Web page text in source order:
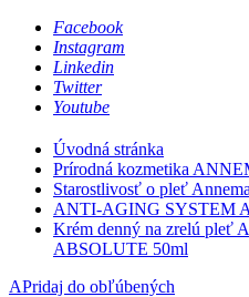
Facebook
Instagram
Linkedin
Twitter
Youtube
Úvodná stránka
Prírodná kozmetika
Starostlivosť o pleť
ANTI-AGING SYSTEM
Krém denný na zrelú pleť
ABSOLUTE 50ml
APridaj do obľúbených